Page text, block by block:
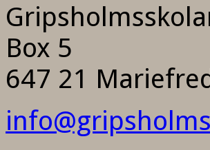
Box 5
647 21